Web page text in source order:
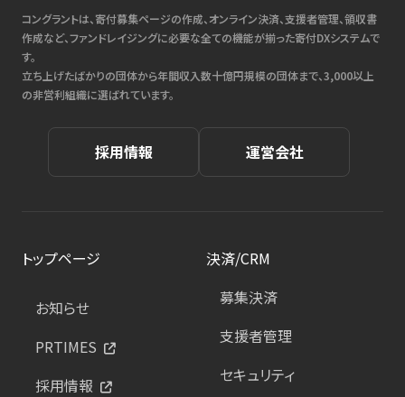
コングラントは、寄付募集ページの作成、オンライン決済、支援者管理、領収書
作成など、ファンドレイジングに必要な全ての機能が揃った寄付DXシステムで
す。
立ち上げたばかりの団体から年間収入数十億円規模の団体まで、3,000以上
の非営利組織に選ばれています。
採用情報 運営会社
トップページ
お知らせ
PRTIMES
採用情報
決済/CRM
募集決済
支援者管理
セキュリティ